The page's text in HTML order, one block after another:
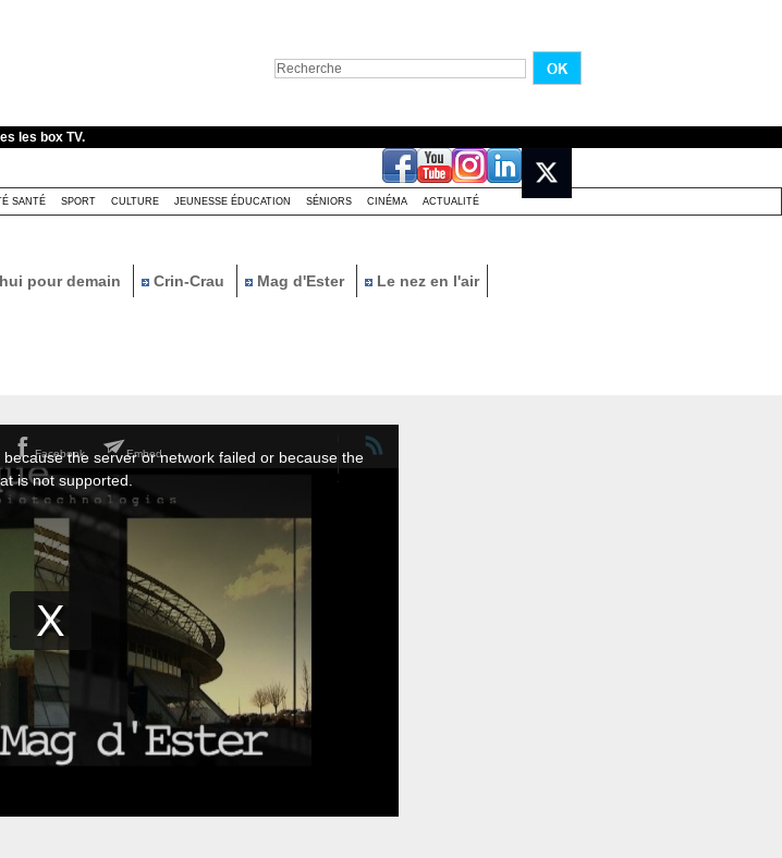
les box TV.
SANTÉ SPORT CULTURE JEUNESSE ÉDUCATION SÉNIORS CINÉMA ACTUALITÉ
pour demain Crin-Crau Mag d'Ester Le nez en l'air